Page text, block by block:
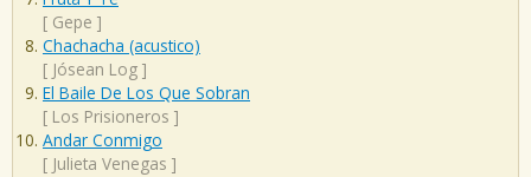
[ Gepe ]
Chachacha (acustico)
[ Jósean Log ]
El Baile De Los Que Sobran
[ Los Prisioneros ]
Andar Conmigo
[ Julieta Venegas ]